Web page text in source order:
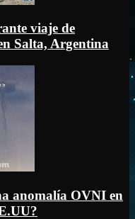
viaje de
Salta, Argentina
anomalía OVNI en